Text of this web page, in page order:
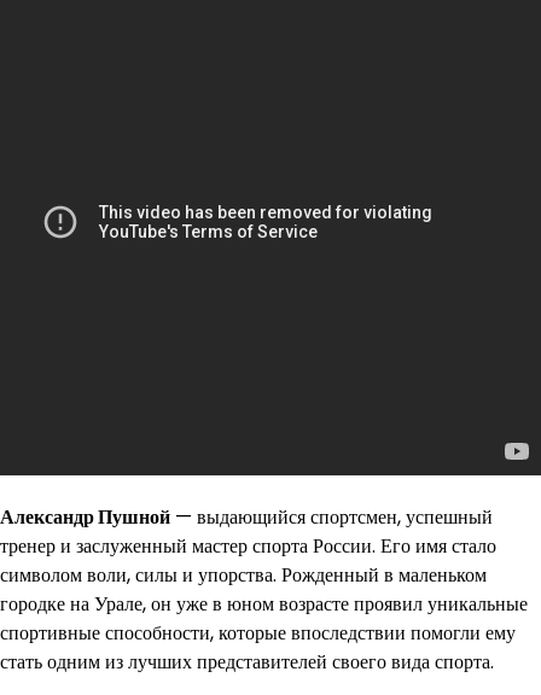
Александр Пушной — выдающийся спортсмен, успешный
тренер и заслуженный мастер спорта России. Его имя стало
символом воли, силы и упорства. Рожденный в маленьком
городке на Урале, он уже в юном возрасте проявил уникальные
спортивные способности, которые впоследствии помогли ему
стать одним из лучших представителей своего вида спорта.